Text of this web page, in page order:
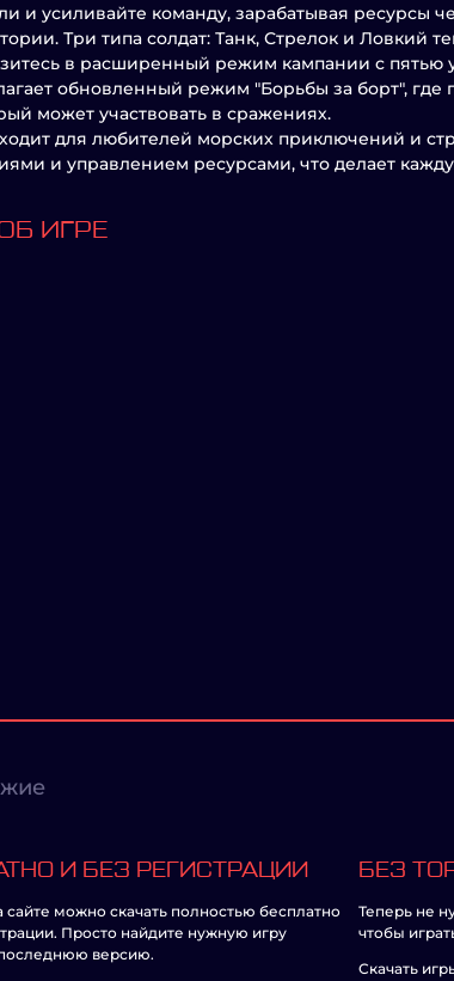
и усиливайте команду, зарабатывая ресурсы
Три типа солдат: Танк, Стрелок и Ловкий
в расширенный режим кампании с
обновленный режим "Борьбы за борт", где
может участвовать в сражениях.
для любителей морских приключений и
и управлением ресурсами, что делает
ИГРЕ
И БЕЗ РЕГИСТРАЦИИ
сайте можно скачать полностью бесплатно
Просто найдите нужную игру
последнюю версию.
БЕЗ
Теперь не
чтобы
Скачать